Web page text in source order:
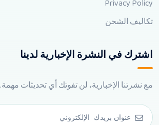
Privacy Policy
تكاليف الشحن
اشترك في النشرة الإخبارية لدينا
مع نشرتنا الإخبارية، لن تفوتك أي تحديثات مهمة.